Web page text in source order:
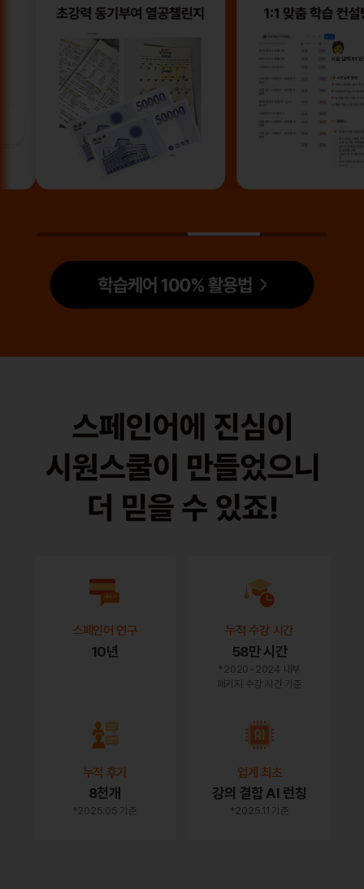
스페인어 연구
10년
누적 수강 시간
58만 시간
*2020~2024 내부
패키지 수강 시간 기준
누적 후기
8천개
*2025.05 기준
업계 최초
강의 결합 AI 런칭
*2025.11 기준